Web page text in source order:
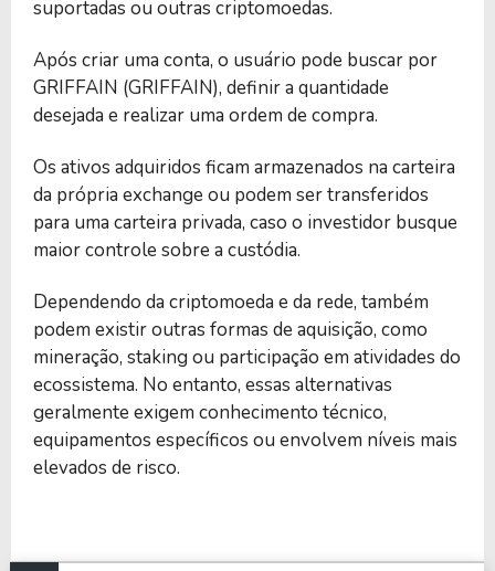
suportadas ou outras criptomoedas.
Após criar uma conta, o usuário pode buscar por
GRIFFAIN (GRIFFAIN), definir a quantidade
desejada e realizar uma ordem de compra.
Os ativos adquiridos ficam armazenados na carteira
da própria exchange ou podem ser transferidos
para uma carteira privada, caso o investidor busque
maior controle sobre a custódia.
Dependendo da criptomoeda e da rede, também
podem existir outras formas de aquisição, como
mineração, staking ou participação em atividades do
ecossistema. No entanto, essas alternativas
geralmente exigem conhecimento técnico,
equipamentos específicos ou envolvem níveis mais
elevados de risco.